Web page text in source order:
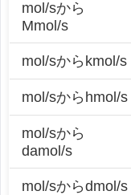
mol/sから
Mmol/s
mol/sからkmol/s
mol/sからhmol/s
mol/sから
damol/s
mol/sからdmol/s